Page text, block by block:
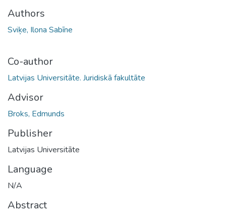
Authors
Sviķe, Ilona Sabīne
Co-author
Latvijas Universitāte. Juridiskā fakultāte
Advisor
Broks, Edmunds
Publisher
Latvijas Universitāte
Language
N/A
Abstract